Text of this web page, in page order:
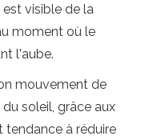
visible de la
moment où le
l'aube.
mouvement de
soleil, grâce aux
tendance à réduire